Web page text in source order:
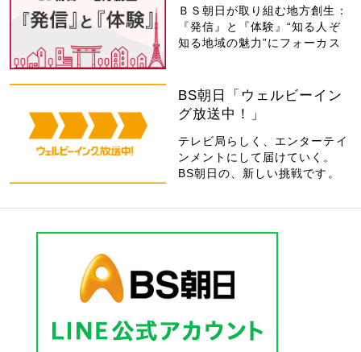
ＢＳ朝日が取り組む地方創生：
『発信』と『体験』“知る人ぞ
知る地域の魅力”にフォーカス
BS朝日「ウェルビーイン
グ放送中！」
テレビ局らしく、エンターテイ
ンメントにして届けていく。
BS朝日の、新しい挑戦です。